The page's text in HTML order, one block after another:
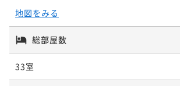
りと美景に包まれる贅沢な晩餐
二食付き 現地決済可
ポイント即利用で
2
地図をみる
総部屋数
33室